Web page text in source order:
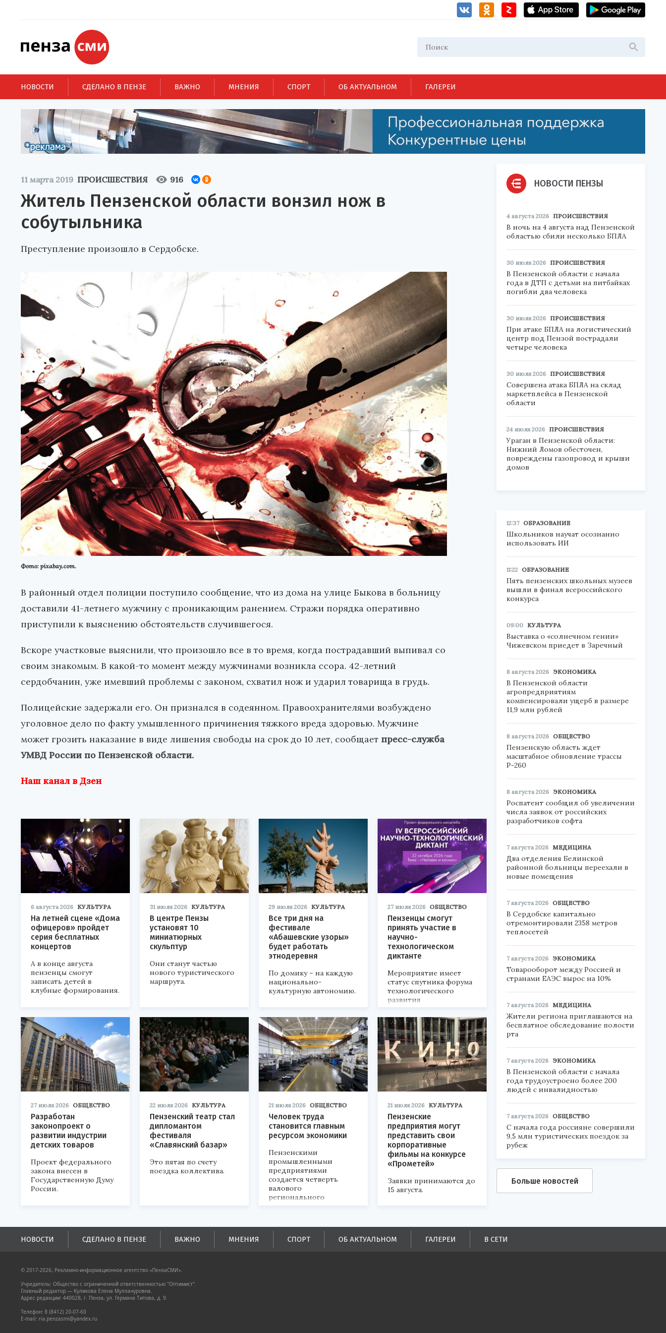
НОВОСТИ СДЕЛАНО В ПЕНЗЕ ВАЖНО МНЕНИЯ СПОРТ ОБ АКТУАЛЬНОМ ГАЛЕРЕИ
11 марта 2019 ПРОИСШЕСТВИЯ 916
Житель Пензенской области вонзил нож в
собутыльника
Преступление произошло в Сердобске.
Фото: pixabay.com.
В районный отдел полиции поступило сообщение, что из дома на улице Быкова в больницу
доставили 41-летнего мужчину с проникающим ранением. Стражи порядка оперативно
приступили к выяснению обстоятельств случившегося.
Вскоре участковые выяснили, что произошло все в то время, когда пострадавший выпивал со
своим знакомым. В какой-то момент между мужчинами возникла ссора. 42-летний
сердобчанин, уже имевший проблемы с законом, схватил нож и ударил товарища в грудь.
Полицейские задержали его. Он признался в содеянном. Правоохранителями возбуждено
уголовное дело по факту умышленного причинения тяжкого вреда здоровью. Мужчине
может грозить наказание в виде лишения свободы на срок до 10 лет, сообщает пресс-служба
УМВД России по Пензенской области.
Наш канал в Дзен
6 августа 2026 КУЛЬТУРА
На летней сцене «Дома
офицеров» пройдет
серия бесплатных
концертов
А в конце августа
пензенцы смогут
записать детей в
клубные формирования.
31 июля 2026 КУЛЬТУРА
В центре Пензы
установят 10
миниатюрных
скульптур
Они станут частью
нового туристического
маршрута.
29 июля 2026 КУЛЬТУРА
Все три дня на
фестивале
«Абашевские узоры»
будет работать
этнодеревня
По домику – на каждую
национально-
культурную автономию.
27 июля 2026 ОБЩЕСТВО
Пензенцы смогут
принять участие в
научно-
технологическом
диктанте
Мероприятие имеет
статус спутника форума
технологического
развития
«Технопром-2026».
27 июля 2026 ОБЩЕСТВО
Разработан
законопроект о
развитии индустрии
детских товаров
Проект федерального
закона внесен в
Государственную Думу
России.
22 июля 2026 КУЛЬТУРА
Пензенский театр стал
дипломантом
фестиваля
«Славянский базар»
Это пятая по счету
поездка коллектива.
21 июля 2026 ОБЩЕСТВО
Человек труда
становится главным
ресурсом экономики
Пензенскими
промышленными
предприятиями
создается четверть
валового
регионального
продукта и
поступлений в
бюджеты всех уровней.
21 июля 2026 КУЛЬТУРА
Пензенские
предприятия могут
представить свои
корпоративные
фильмы на конкурсе
«Прометей»
Заявки принимаются до
15 августа.
НОВОСТИ ПЕНЗЫ
4 августа 2026 ПРОИСШЕСТВИЯ
В ночь на 4 августа над Пензенской
областью сбили несколько БПЛА
30 июля 2026 ПРОИСШЕСТВИЯ
В Пензенской области с начала
года в ДТП с детьми на питбайках
погибли два человека
30 июля 2026 ПРОИСШЕСТВИЯ
При атаке БПЛА на логистический
центр под Пензой пострадали
четыре человека
30 июля 2026 ПРОИСШЕСТВИЯ
Совершена атака БПЛА на склад
маркетплейса в Пензенской
области
24 июля 2026 ПРОИСШЕСТВИЯ
Ураган в Пензенской области:
Нижний Ломов обесточен,
повреждены газопровод и крыши
домов
12:37 ОБРАЗОВАНИЕ
Школьников научат осознанно
использовать ИИ
11:22 ОБРАЗОВАНИЕ
Пять пензенских школьных музеев
вышли в финал всероссийского
конкурса
09:00 КУЛЬТУРА
Выставка о «солнечном гении»
Чижевском приедет в Заречный
8 августа 2026 ЭКОНОМИКА
В Пензенской области
агропредприятиям
компенсировали ущерб в размере
11,9 млн рублей
8 августа 2026 ОБЩЕСТВО
Пензенскую область ждет
масштабное обновление трассы
Р-260
8 августа 2026 ЭКОНОМИКА
Роспатент сообщил об увеличении
числа заявок от российских
разработчиков софта
7 августа 2026 МЕДИЦИНА
Два отделения Белинской
районной больницы переехали в
новые помещения
7 августа 2026 ОБЩЕСТВО
В Сердобске капитально
отремонтировали 2358 метров
теплосетей
7 августа 2026 ЭКОНОМИКА
Товарооборот между Россией и
странами ЕАЭС вырос на 10%
7 августа 2026 МЕДИЦИНА
Жители региона приглашаются на
бесплатное обследование полости
рта
7 августа 2026 ЭКОНОМИКА
В Пензенской области с начала
года трудоустроено более 200
людей с инвалидностью
7 августа 2026 ОБЩЕСТВО
С начала года россияне совершили
9,5 млн туристических поездок за
рубеж
Больше новостей
НОВОСТИ СДЕЛАНО В ПЕНЗЕ ВАЖНО МНЕНИЯ СПОРТ ОБ АКТУАЛЬНОМ ГАЛЕРЕИ В СЕТИ
© 2017-2026, Рекламно-информационное агентство «ПензаСМИ».
Учредитель: Общество с ограниченной ответственностью "Оптимист".
Главный редактор — Куликова Елена Муллануровна.
Адрес редакции: 440028, г. Пенза, ул. Германа Титова, д. 9.
Телефон: 8 (8412) 20-07-60
E-mail: ria.penzasmi@yandex.ru